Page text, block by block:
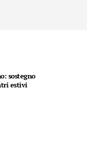
sostegno
estivi